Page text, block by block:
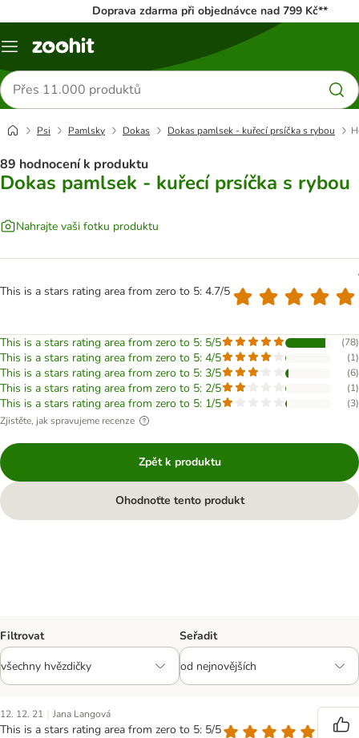
Doprava zdarma při objednávce nad 799 Kč**
Menu
Hledat
produkty
Psi Pamlsky Dokas Dokas pamlsek - kuřecí prsíčka s rybou
89 hodnocení k produktu
Dokas pamlsek - kuřecí prsíčka s rybou
Nahrajte vaši fotku produktu
This is a stars rating area from zero to 5: 4.7/5
This is a stars rating area from zero to 5: 5/5 (78)
This is a stars rating area from zero to 5: 4/5 (1)
This is a stars rating area from zero to 5: 3/5 (6)
This is a stars rating area from zero to 5: 2/5 (1)
This is a stars rating area from zero to 5: 1/5 (3)
Zjistěte, jak spravujeme recenze
Zpět k produktu
Ohodnoťte tento produkt
Filtrovat Seřadit
12. 12. 21 | Jana Langová
This is a stars rating area from zero to 5: 5/5